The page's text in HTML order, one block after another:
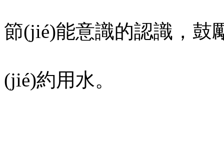
節(jié)能意識的認識，
(jié)約用水。